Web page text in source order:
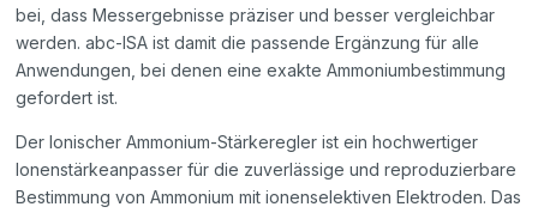
bei, dass Messergebnisse präziser und besser vergleichbar
werden. abc-ISA ist damit die passende Ergänzung für alle
Anwendungen, bei denen eine exakte Ammoniumbestimmung
gefordert ist.
Der Ionischer Ammonium-Stärkeregler ist ein hochwertiger
Ionenstärkeanpasser für die zuverlässige und reproduzierbare
Bestimmung von Ammonium mit ionenselektiven Elektroden. Das